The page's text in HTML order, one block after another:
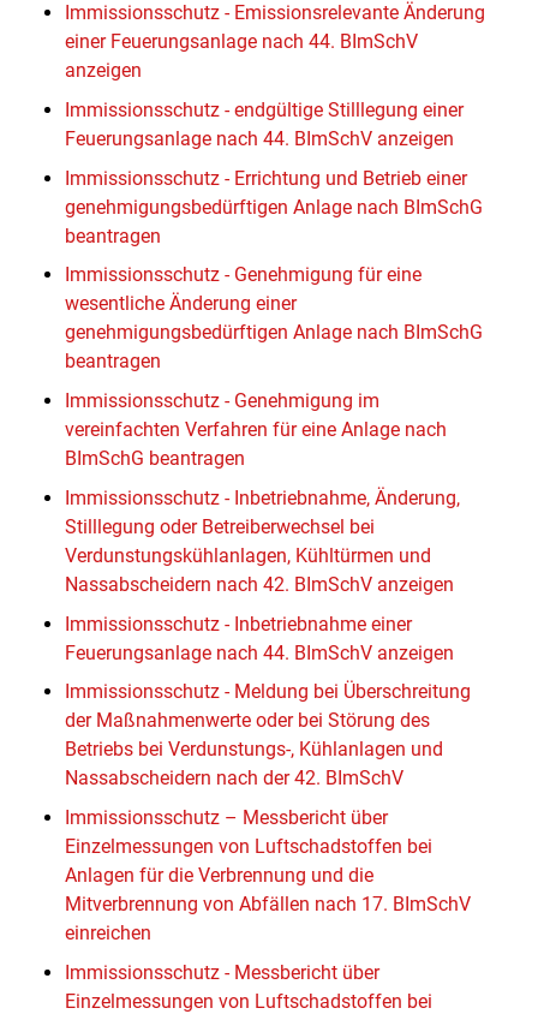
Immissionsschutz - Emissionsrelevante Änderung
einer Feuerungsanlage nach 44. BImSchV
anzeigen
Immissionsschutz - endgültige Stilllegung einer
Feuerungsanlage nach 44. BImSchV anzeigen
Immissionsschutz - Errichtung und Betrieb einer
genehmigungsbedürftigen Anlage nach BImSchG
beantragen
Immissionsschutz - Genehmigung für eine
wesentliche Änderung einer
genehmigungsbedürftigen Anlage nach BImSchG
beantragen
Immissionsschutz - Genehmigung im
vereinfachten Verfahren für eine Anlage nach
BImSchG beantragen
Immissionsschutz - Inbetriebnahme, Änderung,
Stilllegung oder Betreiberwechsel bei
Verdunstungskühlanlagen, Kühltürmen und
Nassabscheidern nach 42. BImSchV anzeigen
Immissionsschutz - Inbetriebnahme einer
Feuerungsanlage nach 44. BImSchV anzeigen
Immissionsschutz - Meldung bei Überschreitung
der Maßnahmenwerte oder bei Störung des
Betriebs bei Verdunstungs-, Kühlanlagen und
Nassabscheidern nach der 42. BImSchV
Immissionsschutz – Messbericht über
Einzelmessungen von Luftschadstoffen bei
Anlagen für die Verbrennung und die
Mitverbrennung von Abfällen nach 17. BImSchV
einreichen
Immissionsschutz - Messbericht über
Einzelmessungen von Luftschadstoffen bei